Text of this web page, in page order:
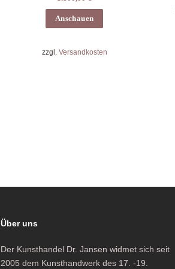
Anschauen
zzgl. Versandkosten
Über uns
Der Kunsthandel Dr. Jansen widmet sich seit
2005 dem Kunsthandwerk des 17. -19.